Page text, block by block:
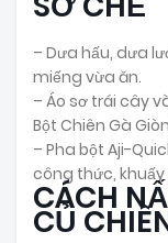
– Dưa hấu, dưa
miếng vừa ăn.
– Áo sơ trái cây
Bột Chiên Gà
– Pha bột Aji-
công thức, khuấy
CÁCH
CỦ